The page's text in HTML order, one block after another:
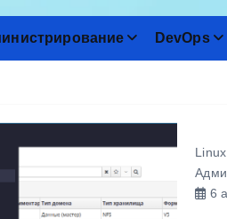
DevOps
Linux
6